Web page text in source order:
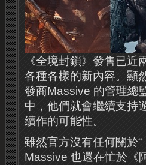
《全境封鎖》發售已
各種各樣的新內容。顯
發商Massive 的管理總
中，他們就會繼續支持
續作的可能性。
雖然官方沒有任何關於
Massive 也還在忙於《